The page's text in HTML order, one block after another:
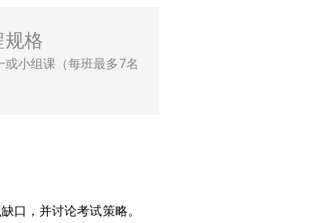
规格
或小组课（每班最多7名
口，并讨论考试策略。